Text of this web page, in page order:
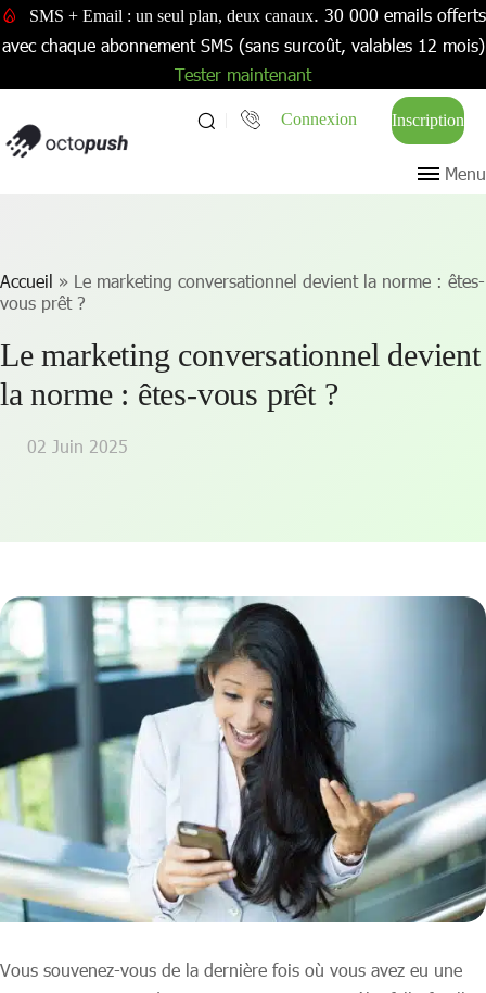
SMS + Email : un seul plan, deux canaux. 30 000 emails offerts
avec chaque abonnement SMS (sans surcoût, valables 12 mois)
Tester maintenant
Connexion Inscription
Menu
Accueil » Le marketing conversationnel devient la norme : êtes-
vous prêt ?
Le marketing conversationnel devient
la norme : êtes-vous prêt ?
02 Juin 2025
Vous souvenez-vous de la dernière fois où vous avez eu une